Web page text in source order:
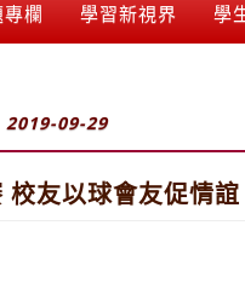
欄 學習新視界 學
2019-09-29
友以球會友促情誼